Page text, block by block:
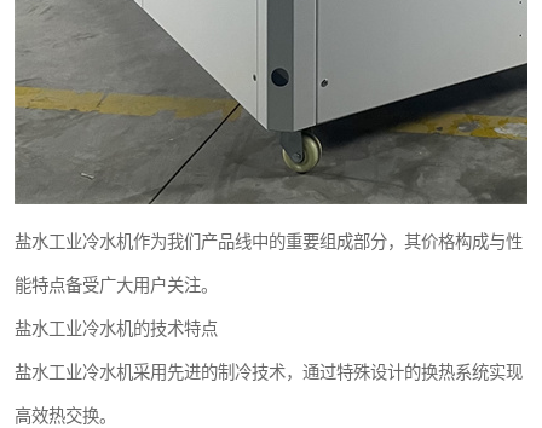
盐水工业冷水机作为我们产品线中的重要组成部分，其价格构成与性
能特点备受广大用户关注。
盐水工业冷水机的技术特点
盐水工业冷水机采用先进的制冷技术，通过特殊设计的换热系统实现
高效热交换。